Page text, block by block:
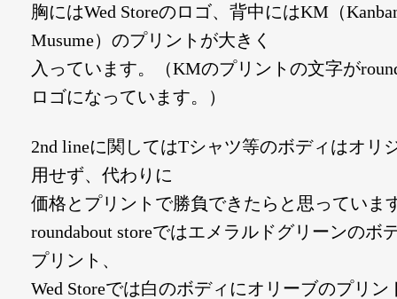
胸にはWed Storeのロゴ、背中にはKM（
Musume）のプリントが大きく
入っています。（KMのプリントの文字が
ロゴになっています。）
2nd lineに関してはTシャツ等のボディはオリ
用せず、代わりに
価格とプリントで勝負できたらと思っていま
roundabout storeではエメラルドグリーンのボ
プリント、
Wed Storeでは白のボディにオリーブのプリン